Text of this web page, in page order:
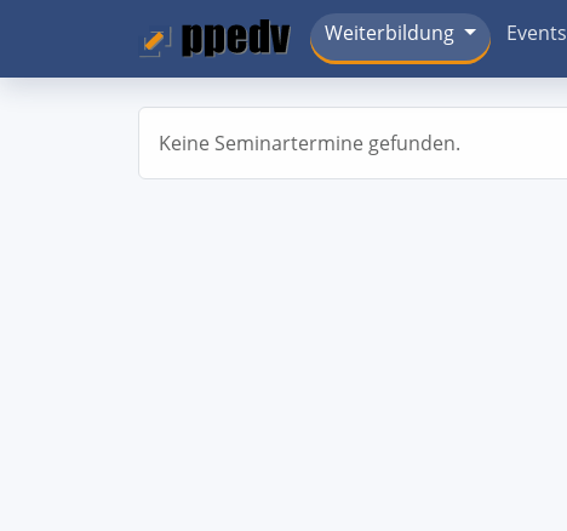
Weiterbildung Events
Keine Seminartermine gefunden.